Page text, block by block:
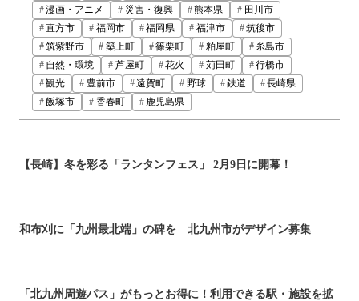
漫画・アニメ
災害・復興 熊本県
田川市
直方市
福岡市 福岡県 福津市
筑後市
筑紫野市
築上町 篠栗町 粕屋町
糸島市
自然・環境
芦屋町 花火 苅田町
行橋市
観光
豊前市 遠賀町 野球 鉄道
長崎県
飯塚市
香春町 鹿児島県
【長崎】冬を彩る「ランタンフェス」 2月9日に開幕！
和布刈に「九州最北端」の碑を 北九州市がデザイン募集
「北九州周遊パス」がもっとお得に！利用できる駅・施設を拡